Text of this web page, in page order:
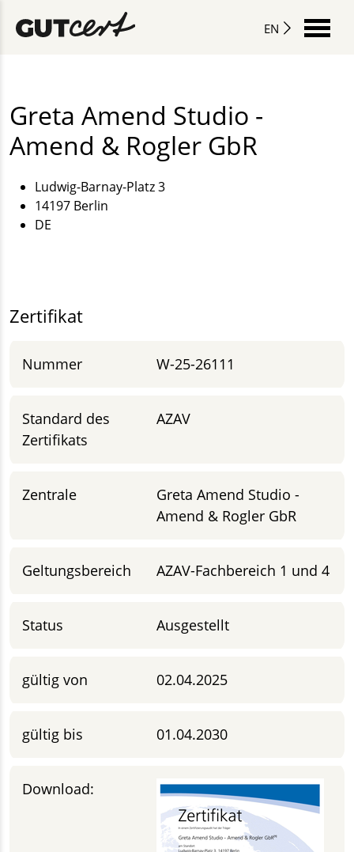
EN
Greta Amend Studio -
Amend & Rogler GbR
Ludwig-Barnay-Platz 3
14197 Berlin
DE
Zertifikat
Nummer W-25-26111
Standard des
Zertifikats
AZAV
Zentrale
Greta Amend Studio -
Amend & Rogler GbR
Geltungsbereich AZAV-Fachbereich 1 und 4
Status Ausgestellt
gültig von 02.04.2025
gültig bis 01.04.2030
Download: